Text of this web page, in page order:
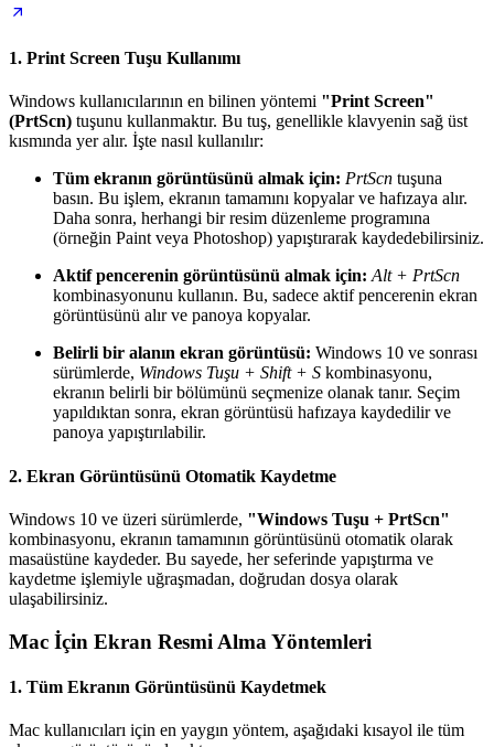
1. Print Screen Tuşu Kullanımı
Windows kullanıcılarının en bilinen yöntemi "Print Screen"
(PrtScn) tuşunu kullanmaktır. Bu tuş, genellikle klavyenin sağ üst
kısmında yer alır. İşte nasıl kullanılır:
Tüm ekranın görüntüsünü almak için: PrtScn tuşuna
basın. Bu işlem, ekranın tamamını kopyalar ve hafızaya alır.
Daha sonra, herhangi bir resim düzenleme programına
(örneğin Paint veya Photoshop) yapıştırarak kaydedebilirsiniz.
Aktif pencerenin görüntüsünü almak için: Alt + PrtScn
kombinasyonunu kullanın. Bu, sadece aktif pencerenin ekran
görüntüsünü alır ve panoya kopyalar.
Belirli bir alanın ekran görüntüsü: Windows 10 ve sonrası
sürümlerde, Windows Tuşu + Shift + S kombinasyonu,
ekranın belirli bir bölümünü seçmenize olanak tanır. Seçim
yapıldıktan sonra, ekran görüntüsü hafızaya kaydedilir ve
panoya yapıştırılabilir.
2. Ekran Görüntüsünü Otomatik Kaydetme
Windows 10 ve üzeri sürümlerde, "Windows Tuşu + PrtScn"
kombinasyonu, ekranın tamamının görüntüsünü otomatik olarak
masaüstüne kaydeder. Bu sayede, her seferinde yapıştırma ve
kaydetme işlemiyle uğraşmadan, doğrudan dosya olarak
ulaşabilirsiniz.
Mac İçin Ekran Resmi Alma Yöntemleri
1. Tüm Ekranın Görüntüsünü Kaydetmek
Mac kullanıcıları için en yaygın yöntem, aşağıdaki kısayol ile tüm